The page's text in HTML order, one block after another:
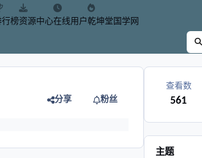
行榜资源中心在线用户乾坤堂国学网
分享 粉丝
查看数
561
主题